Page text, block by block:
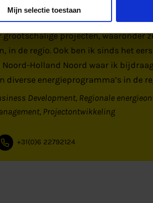
Mijn selectie toestaan
in dezer regio. Sinds de start van
verbinder tussen publieke en
projecten, waaronder
in de regio. Ook ben ik sinds het
Noord-Holland Noord waar ik
diverse energieprogramma’s in de
Development Regionale
Projectontwikkeling
+31(0)6 22792124